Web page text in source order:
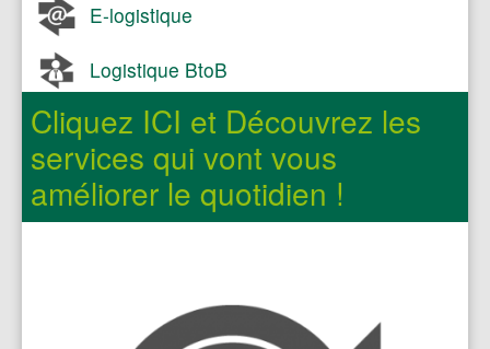
E-logistique
Logistique BtoB
Cliquez ICI et Découvrez les
services qui vont vous
améliorer le quotidien !
VOUS ETES :
Editeur de magazines ou de